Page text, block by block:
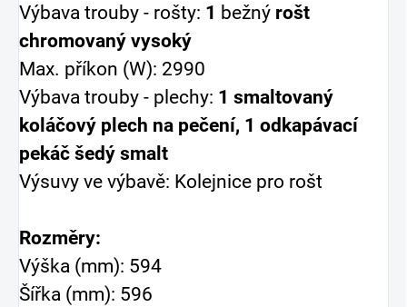
Výbava trouby - rošty: 1 bežný rošt
chromovaný vysoký
Max. příkon (W): 2990
Výbava trouby - plechy: 1 smaltovaný
koláčový plech na pečení, 1 odkapávací
pekáč šedý smalt
Výsuvy ve výbavě: Kolejnice pro rošt
Rozměry:
Výška (mm): 594
Šířka (mm): 596